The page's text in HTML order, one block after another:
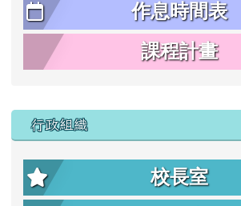
作息時間表
課程計畫
行政組織
校長室